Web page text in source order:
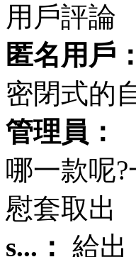
用戶評論
匿名用戶：
密閉式的
管理員：
哪一款呢
慰套取出
s...： 給出